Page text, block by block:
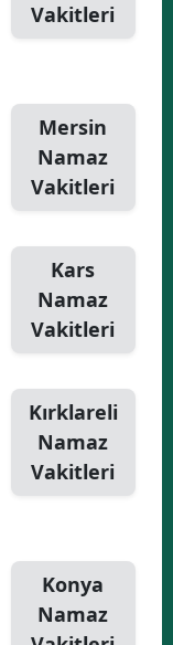
Vakitleri
Mersin
Namaz
Vakitleri
Kars
Namaz
Vakitleri
Kırklareli
Namaz
Vakitleri
Konya
Namaz